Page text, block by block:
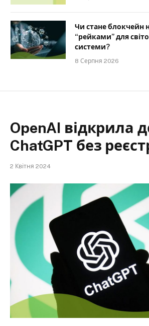
Чи стане блокчейн
“рейками” для
системи?
8 Серпня 2026
OpenAI відкрила
ChatGPT без
2 Квітня 2024